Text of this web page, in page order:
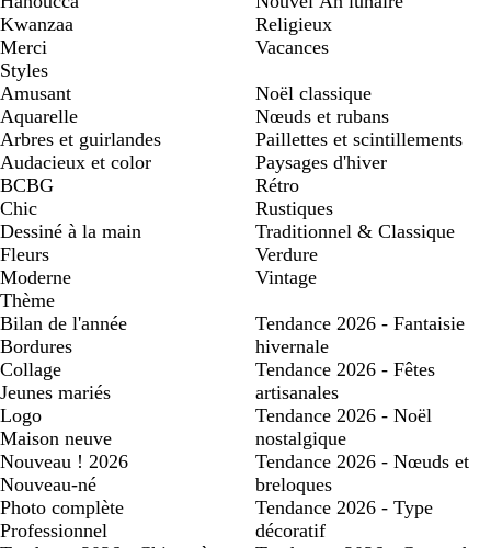
Kwanzaa
Merci
Religieux
Vacances
Styles
Amusant
Aquarelle
Arbres et guirlandes
Audacieux et color
BCBG
Chic
Dessiné à la main
Fleurs
Moderne
Noël classique
Nœuds et rubans
Paillettes et scintillements
Paysages d'hiver
Rétro
Rustiques
Traditionnel & Classique
Verdure
Vintage
Thème
Bilan de l'année
Bordures
Collage
Jeunes mariés
Logo
Maison neuve
Nouveau ! 2026
Nouveau-né
Photo complète
Professionnel
Tendance 2026 - Fantaisie
hivernale
Tendance 2026 - Fêtes
artisanales
Tendance 2026 - Noël
nostalgique
Tendance 2026 - Nœuds et
breloques
Tendance 2026 - Type
décoratif